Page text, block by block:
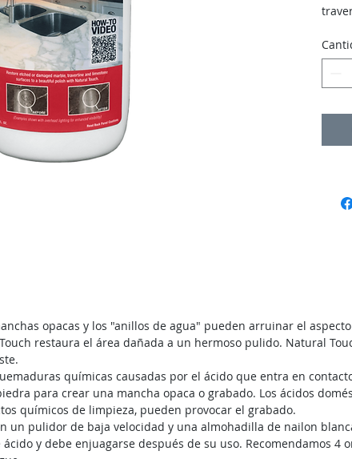
opacas y los "anillos de agua" pueden arruinar el
restaura el área dañada a un hermoso pulido. Natural
químicas causadas por el ácido que entra en
para crear una mancha opaca o grabado. Los ácidos
químicos de limpieza, pueden provocar el grabado.
un pulidor de baja velocidad y una almohadilla de nailon
y debe enjuagarse después de su uso. Recomendamos 4